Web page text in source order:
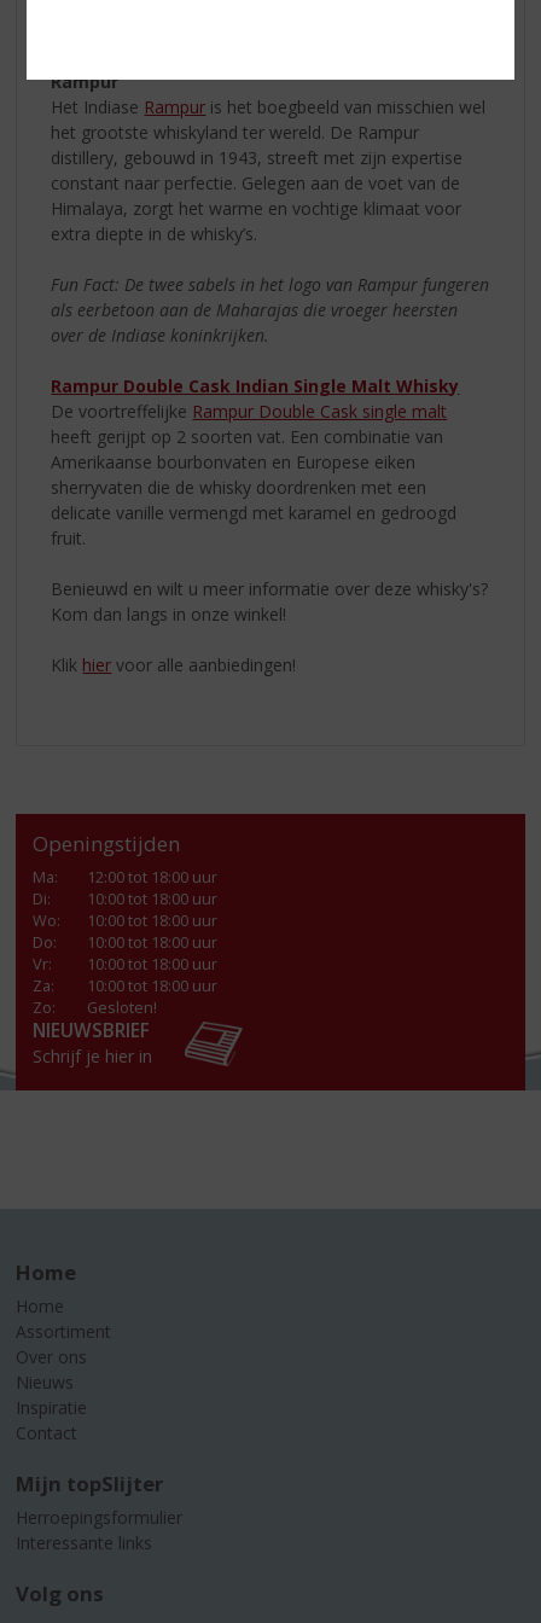
Rampur
Het Indiase Rampur is het boegbeeld van misschien wel
het grootste whiskyland ter wereld. De Rampur
distillery, gebouwd in 1943, streeft met zijn expertise
constant naar perfectie. Gelegen aan de voet van de
Himalaya, zorgt het warme en vochtige klimaat voor
extra diepte in de whisky’s.
Fun Fact: De twee sabels in het logo van Rampur fungeren
als eerbetoon aan de Maharajas die vroeger heersten
over de Indiase koninkrijken.
Rampur Double Cask Indian Single Malt Whisky
De voortreffelijke Rampur Double Cask single malt
heeft gerijpt op 2 soorten vat. Een combinatie van
Amerikaanse bourbonvaten en Europese eiken
sherryvaten die de whisky doordrenken met een
delicate vanille vermengd met karamel en gedroogd
fruit.
Benieuwd en wilt u meer informatie over deze whisky's?
Kom dan langs in onze winkel!
Klik hier voor alle aanbiedingen!
Openingstijden
Ma:
12:00 tot 18:00 uur
Di:
10:00 tot 18:00 uur
Wo:
10:00 tot 18:00 uur
Do:
10:00 tot 18:00 uur
Vr:
10:00 tot 18:00 uur
Za:
10:00 tot 18:00 uur
Zo:
Gesloten!
NIEUWSBRIEF
Schrijf je hier in
Home
Home
Assortiment
Over ons
Nieuws
Inspiratie
Contact
Mijn topSlijter
Herroepingsformulier
Interessante links
Volg ons